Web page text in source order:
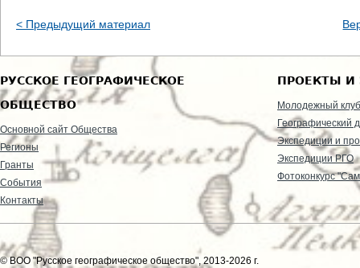
< Предыдущий материал
РУССКОЕ ГЕОГРАФИЧЕСКОЕ
ОБЩЕСТВО
Основной сайт Общества
Регионы
Гранты
События
Контакты
ПРОЕКТЫ И
Молодежный клуб
Географический
Экспедиции и
Экспедиции РГО
Фотоконкурс
© ВОО "Русское географическое общество", 2013-2026 г.